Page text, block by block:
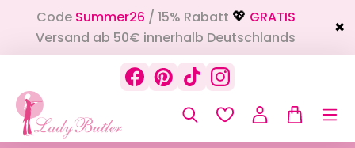
springen
CodeSummer26 / 15% Rabatt 💖 GRATIS
Versand ab 50€ innerhalb Deutschlands
✖